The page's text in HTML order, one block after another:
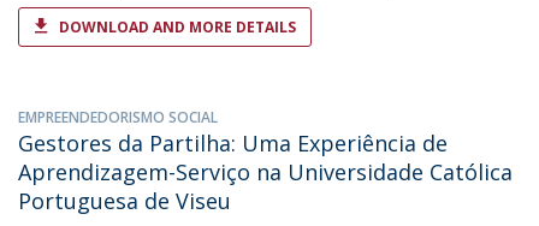
DOWNLOAD AND MORE DETAILS
EMPREENDEDORISMO SOCIAL
Gestores da Partilha: Uma Experiência de
Aprendizagem-Serviço na Universidade Católica
Portuguesa de Viseu